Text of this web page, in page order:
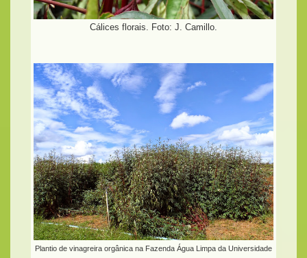
Cálices florais. Foto: J. Camillo.
Plantio de vinagreira orgânica na Fazenda Água Limpa da Universidade